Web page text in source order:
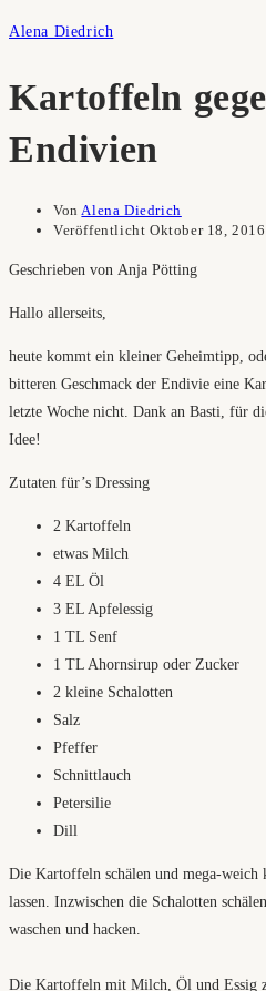
Alena Diedrich
Kartoffeln
Endivien
Von Alena Diedrich
Veröffentlicht Oktober 18, 2016
Geschrieben von Anja Pötting
Hallo allerseits,
heute kommt ein kleiner Geheimtipp,
bitteren Geschmack der Endivie eine
letzte Woche nicht. Dank an Basti, für
Idee!
Zutaten für’s Dressing
2 Kartoffeln
etwas Milch
4 EL Öl
3 EL Apfelessig
1 TL Senf
1 TL Ahornsirup oder Zucker
2 kleine Schalotten
Salz
Pfeffer
Schnittlauch
Petersilie
Dill
Die Kartoffeln schälen und mega-weich
lassen. Inzwischen die Schalotten
waschen und hacken.
Die Kartoffeln mit Milch, Öl und Essig